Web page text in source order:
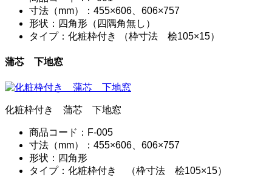
寸法（mm）：455×606、606×757
形状：四角形（四隅角無し）
タイプ：化粧枠付き （枠寸法 桧105×15）
蒲芯 下地窓
化粧枠付き 蒲芯 下地窓
商品コード：F-005
寸法（mm）：455×606、606×757
形状：四角形
タイプ：化粧枠付き （枠寸法 桧105×15）